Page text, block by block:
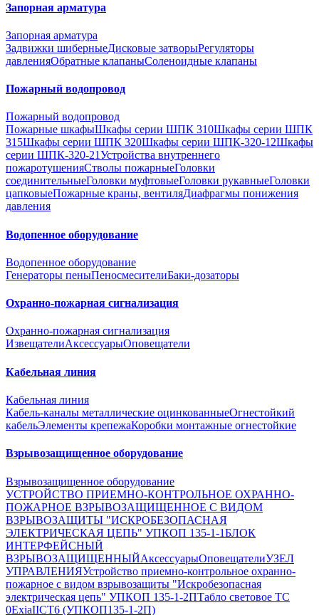
Запорная арматура
Запорная арматура
Задвижки шиберныеДисковые затворыРегуляторы
давленияОбратные клапаныСоленоидные клапаны
Пожарный водопровод
Пожарный водопровод
Пожарные шкафыШкафы серии ШПК 310Шкафы серии ШПК
315Шкафы серии ШПК 320Шкафы серии ШПК-320-12Шкафы
серии ШПК-320-21Устройства внутреннего
пожаротушенияСтволы пожарныеГоловки
соединительныеГоловки муфтовыеГоловки рукавныеГоловки
цапковыеПожарные краны, вентиляДиафрагмы понижения
давления
Водопенное оборудование
Водопенное оборудование
Генераторы пеныПеносмесителиБаки-дозаторы
Охранно-пожарная сигнализация
Охранно-пожарная сигнализация
ИзвещателиАксессуарыОповещатели
Кабельная линия
Кабельная линия
Кабель-каналы металлические оцинкованныеОгнестойкий
кабельЭлементы крепежаКоробки монтажные огнестойкие
Взрывозащищенное оборудование
Взрывозащищенное оборудование
УСТРОЙСТВО ПРИЕМНО-КОНТРОЛЬНОЕ ОХРАННО-
ПОЖАРНОЕ ВЗРЫВОЗАЩИЩЕННОЕ С ВИДОМ
ВЗРЫВОЗАЩИТЫ "ИСКРОБЕЗОПАСНАЯ
ЭЛЕКТРИЧЕСКАЯ ЦЕПЬ" УПКОП 135-1-1БЛОК
ИНТЕРФЕЙСНЫЙ
ВЗРЫВОЗАЩИЩЕННЫЙАксессуарыОповещателиУЗЕЛ
УПРАВЛЕНИЯУстройство приемно-контрольное охранно-
пожарное с видом взрывозащиты "Искробезопасная
электрическая цепь" УПКОП 135-1-2ПТабло световое ТС
0ExiaIICT6 (УПКОП135-1-2П)